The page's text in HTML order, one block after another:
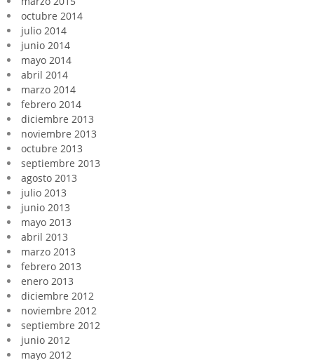
octubre 2014
julio 2014
junio 2014
mayo 2014
abril 2014
marzo 2014
febrero 2014
diciembre 2013
noviembre 2013
octubre 2013
septiembre 2013
agosto 2013
julio 2013
junio 2013
mayo 2013
abril 2013
marzo 2013
febrero 2013
enero 2013
diciembre 2012
noviembre 2012
septiembre 2012
junio 2012
mayo 2012